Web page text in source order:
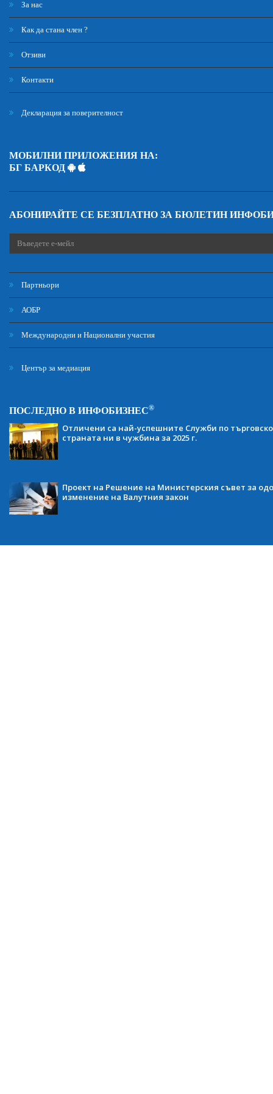
За нас
Как да стана член ?
Отзиви
Контакти
Декларация за поверителност
МОБИЛНИ ПРИЛОЖЕНИЯ НА:
БГ БАРКОД
АБОНИРАЙТЕ СЕ БЕЗПЛАТНО ЗА БЮЛЕТИН
Партньори
АОБР
Международни и Национални участия
Център за медиация
ПОСЛЕДНО В ИНФОБИЗНЕС®
Отличени са най-успешните Служби по
страната ни в чужбина за 2025 г.
Проект на Решение на Министерския съвет за
изменение на Валутния закон